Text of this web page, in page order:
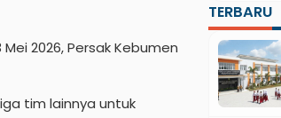
2026, Persak Kebumen
tim lainnya untuk
TERBARU